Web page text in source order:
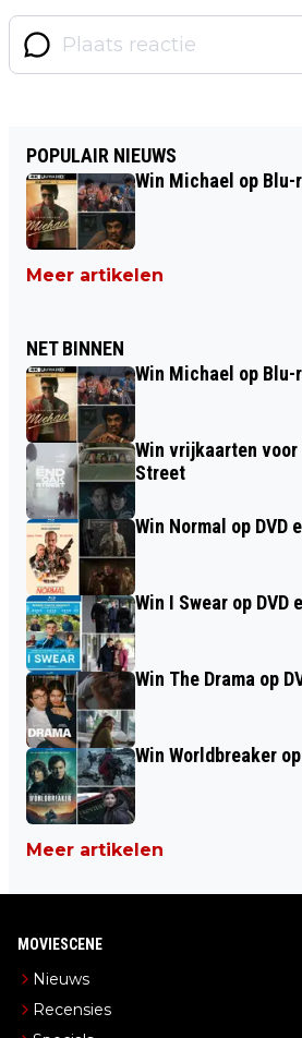
POPULAIR NIEUWS
Win Michael op Blu-
Meer artikelen
NET BINNEN
Win Michael op Blu-
Win vrijkaarten voor
Street
Win Normal op DVD
Win I Swear op DVD
Win The Drama op
Win Worldbreaker
Meer artikelen
MOVIESCENE
Nieuws
Recensies